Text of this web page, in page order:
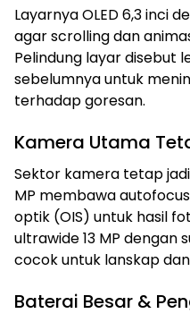
Layarnya OLED 6,3 inci
agar scrolling dan
Pelindung layar disebut
sebelumnya untuk
terhadap goresan.
Kamera Utama
Sektor kamera tetap
MP membawa
optik (OIS) untuk hasil
ultrawide 13 MP dengan
cocok untuk lanskap
Baterai Besar &